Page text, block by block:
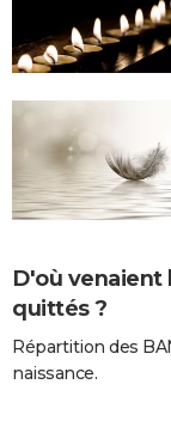
D'où venaient
quittés ?
Répartition des
naissance.